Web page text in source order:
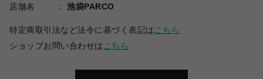
店舗名
池袋PARCO
特定商取引法など法令に基づく表記は こちら
ショップお問い合わせは こちら